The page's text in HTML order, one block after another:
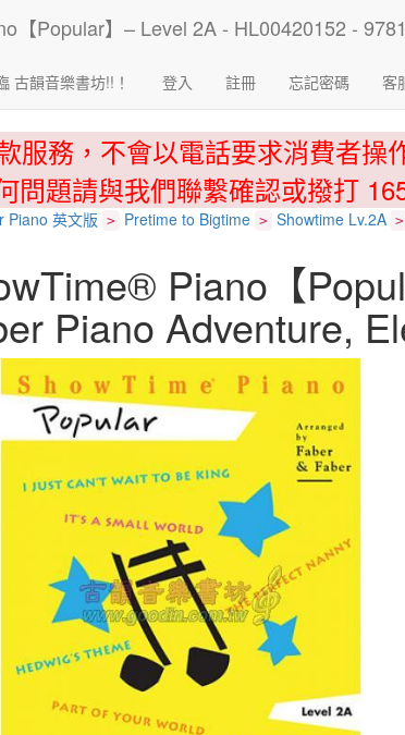
古韻音樂書坊!!！ 登入 註冊 忘記密碼 客
服務，不會以電話要求消費者操
問題請與我們聯繫確認或撥打
Piano 英文版 > Pretime to Bigtime > Showtime Lv.2A >
Piano【
Piano Adventure,